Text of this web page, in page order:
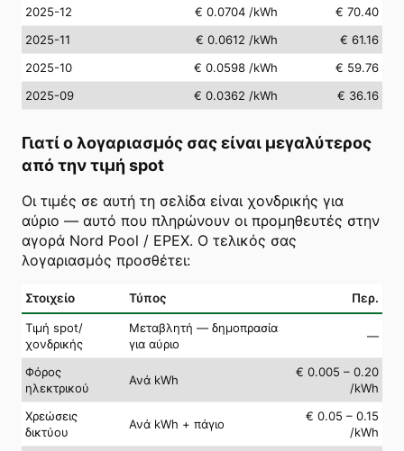
2025-12
€ 0.0704 /kWh
€ 70.40
2025-11
€ 0.0612 /kWh
€ 61.16
2025-10
€ 0.0598 /kWh
€ 59.76
2025-09
€ 0.0362 /kWh € 36.16
Γιατί ο λογαριασμός σας είναι μεγαλύτερος
από την τιμή spot
Οι τιμές σε αυτή τη σελίδα είναι χονδρικής για
αύριο — αυτό που πληρώνουν οι προμηθευτές στην
αγορά Nord Pool / EPEX. Ο τελικός σας
λογαριασμός προσθέτει:
Στοιχείο Τύπος Περ.
Τιμή spot/
χονδρικής
Μεταβλητή — δημοπρασία
για αύριο
—
Φόρος
ηλεκτρικού
Ανά kWh
€ 0.005 – 0.20
/kWh
Χρεώσεις
δικτύου
Ανά kWh + πάγιο
€ 0.05 – 0.15
/kWh